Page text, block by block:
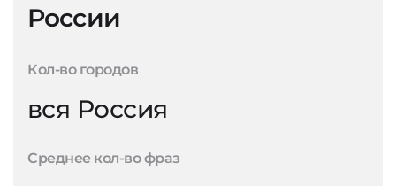
России
Кол-во городов
вся Россия
Среднее кол-во фраз